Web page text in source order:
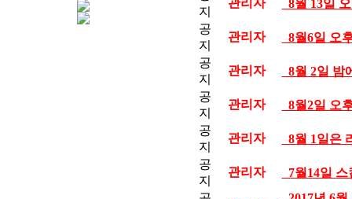
지
관리자
8월 13일
공
지
관리자
8월6일 오
공
지
관리자
8월 2일 밤
공
지
관리자
8월2일 오
공
지
관리자
8월 1일은
공
지
관리자
7월14일